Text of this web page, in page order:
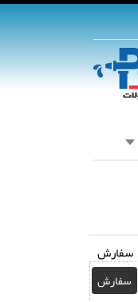
سفارش
سفارش